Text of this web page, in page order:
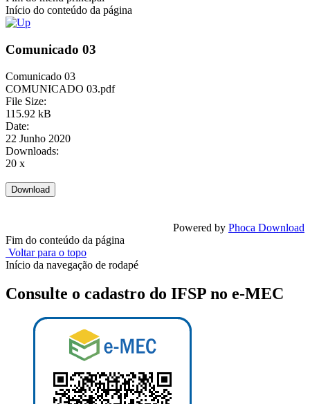
Início do conteúdo da página
Comunicado 03
Comunicado 03
COMUNICADO 03.pdf
File Size:
115.92 kB
Date:
22 Junho 2020
Downloads:
20 x
Powered by Phoca Download
Fim do conteúdo da página
Voltar para o topo
Início da navegação de rodapé
Consulte o cadastro do IFSP no e-MEC